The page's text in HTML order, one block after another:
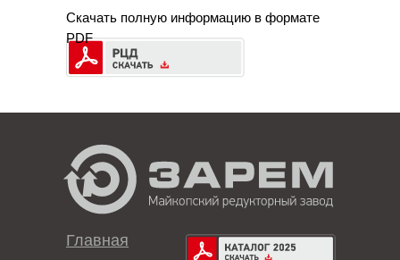
Скачать полную информацию в формате
PDF
Главная